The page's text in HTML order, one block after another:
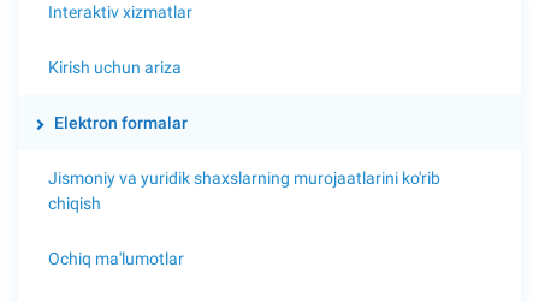
Interaktiv xizmatlar
Kirish uchun ariza
Elektron formalar
Jismoniy va yuridik shaxslarning murojaatlarini ko'rib
chiqish
Ochiq ma'lumotlar